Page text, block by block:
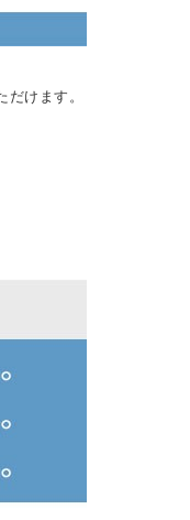
けます。